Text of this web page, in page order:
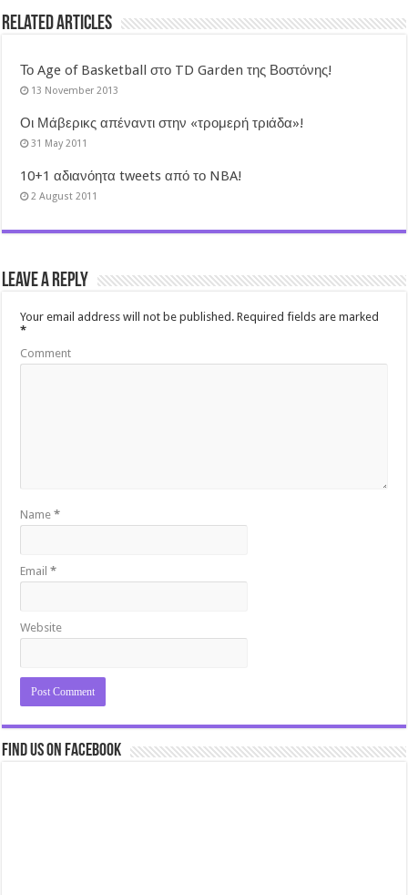
Related Articles
Το Age of Basketball στο TD Garden της Βοστόνης!
13 November 2013
Οι Μάβερικς απέναντι στην «τρομερή τριάδα»!
31 May 2011
10+1 αδιανόητα tweets από το NBA!
2 August 2011
Leave a Reply
Your email address will not be published. Required fields are marked
*
Comment
Name*
Email*
Website
Find us on Facebook